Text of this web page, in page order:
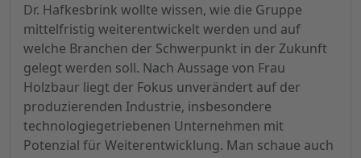
Dr. Hafkesbrink wollte wissen, wie die Gruppe
mittelfristig weiterentwickelt werden und auf
welche Branchen der Schwerpunkt in der Zukunft
gelegt werden soll. Nach Aussage von Frau
Holzbaur liegt der Fokus unverändert auf der
produzierenden Industrie, insbesondere
technologiegetriebenen Unternehmen mit
Potenzial für Weiterentwicklung. Man schaue auch